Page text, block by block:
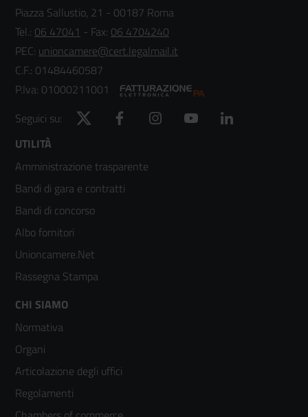
Piazza Sallustio, 21 - 00187 Roma
Tel.: 06 47041 - Fax: 06 4704240
PEC: unioncamere@cert.legalmail.it
C.F.: 01484460587
P.Iva: 01000211001
Seguici su:
Twitter Facebook Instagram YouTube
Footer
menù
colonna
2
UTILITÀ
Amministrazione trasparente
Bandi di gara e contratti
Bandi di concorso
Albo fornitori
Unioncamere.Net
Rassegna Stampa
Footer
menù
colonna
3
CHI SIAMO
Normativa
Organi
Articolazione degli uffici
Regolamenti